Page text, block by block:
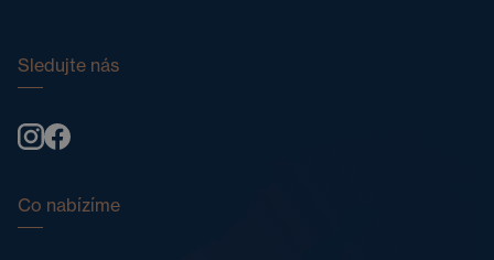
Sledujte nás
Co nabízíme